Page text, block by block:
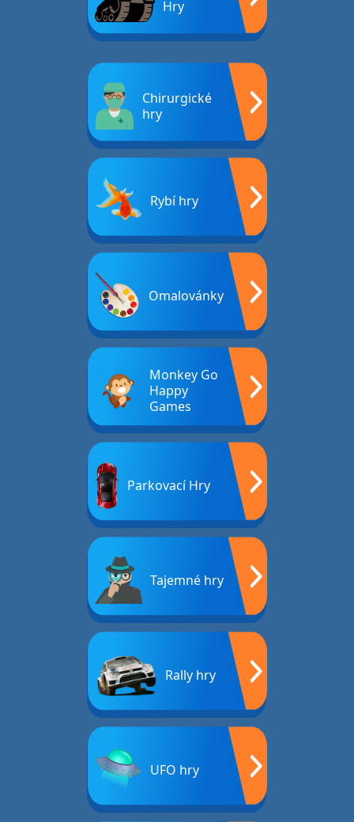
Hry
Chirurgické
hry
Rybí hry
Omalovánky
Monkey Go
Happy
Games
Parkovací Hry
Tajemné hry
Rally hry
UFO hry